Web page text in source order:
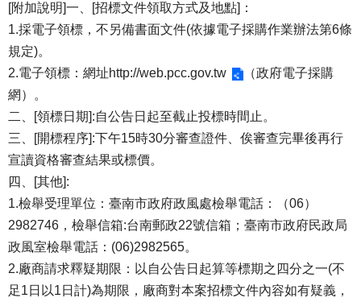
[附加說明]一、[招標文件領取方式及地點]：
1.採電子領標，不另備書面文件(依據電子採購作業辦法第6條
規定)。
2.電子領標：網址http://web.pcc.gov.tw
（政府電子採購
網）。
二、[領標日期]:自公告日起至截止投標時間止。
三、[開標程序]:下午15時30分審查證件、俟審查完畢後再行
宣讀資格審查結果或標價。
四、[其他]:
1.檢舉受理單位：臺南市政府政風處檢舉電話：（06）
2982746，檢舉信箱:台南郵政22號信箱；臺南市政府民政局
政風室檢舉電話：(06)2982565。
2.廠商請求釋疑期限：以自公告日起算等標期之四分之一(不
足1日以1日計)為期限，廠商對本案招標文件內容如有疑義，